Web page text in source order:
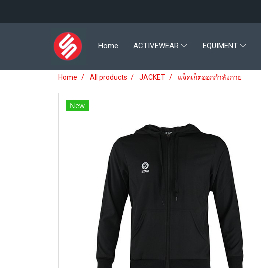
Home ACTIVEWEAR EQUIMENT
Home All products JACKET แจ็คเก็ตออกกำลังกาย
New